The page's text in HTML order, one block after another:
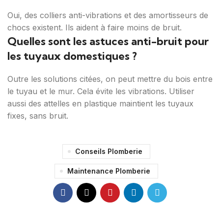
Oui, des colliers anti-vibrations et des amortisseurs de
chocs existent. Ils aident à faire moins de bruit.
Quelles sont les astuces anti-bruit pour
les tuyaux domestiques ?
Outre les solutions citées, on peut mettre du bois entre
le tuyau et le mur. Cela évite les vibrations. Utiliser
aussi des attelles en plastique maintient les tuyaux
fixes, sans bruit.
Conseils Plomberie
Maintenance Plomberie